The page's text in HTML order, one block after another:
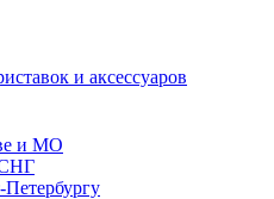
и аксессуаров
и МО